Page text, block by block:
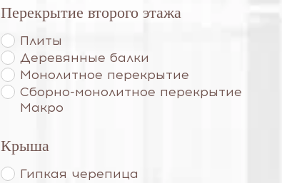
Перекрытие второго этажа
Плиты
Деревянные балки
Монолитное перекрытие
Сборно-монолитное перекрытие
Макро
Крыша
Гипкая черепица